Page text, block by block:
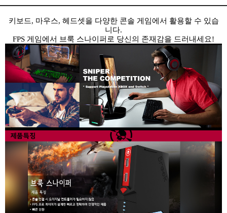
키보드, 마우스, 헤드셋을 다양한 콘솔 게임에서 활용할 수 있습
니다.
FPS 게임에서 브룩 스나이퍼로 당신의 존재감을 드러내세요!